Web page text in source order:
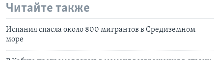
Читайте также
Испания спасла около 800 мигрантов в Средиземном
море